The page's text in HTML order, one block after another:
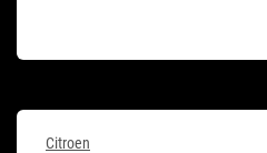
Citroen